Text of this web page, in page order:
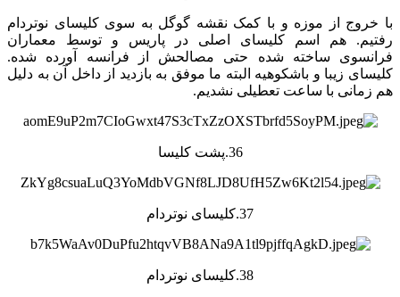
با خروج از موزه و با کمک نقشه گوگل به سوی کلیسای نوتردام
رفتیم. هم اسم کلیسای اصلی در پاریس و توسط معماران
فرانسوی ساخته شده حتی مصالحش از فرانسه آورده شده.
کلیسای زیبا و باشکوهیه البته ما موفق به بازدید از داخل آن به دلیل
هم زمانی با ساعت تعطیلی نشدیم.
36.پشت کلیسا
37.کلیسای نوتردام
38.کلیسای نوتردام